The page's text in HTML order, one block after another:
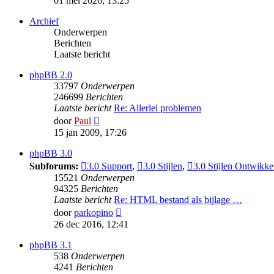
Archief
Onderwerpen
Berichten
Laatste bericht
phpBB 2.0
33797 Onderwerpen
246699 Berichten
Laatste bericht Re: Allerlei problemen
doorPaul
laatste
bericht
15 jan 2009, 17:26
phpBB 3.0
Subforums:
3.0 Support, 3.0 Stijlen, 3.0 Stijlen
15521 Onderwerpen
94325 Berichten
Laatste bericht Re: HTML bestand als bijlage …
doorparkopino
laatste
26 dec 2016, 12:41
phpBB 3.1
538 Onderwerpen
4241 Berichten